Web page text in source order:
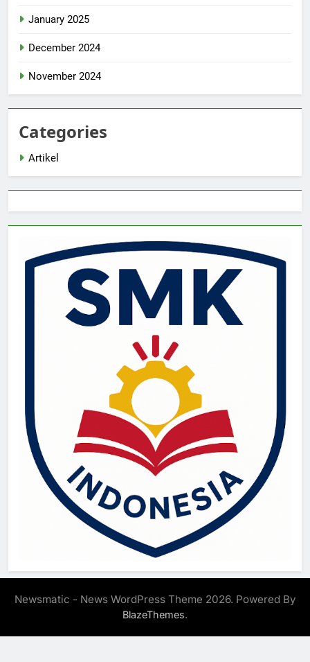
January 2025
December 2024
November 2024
Categories
Artikel
Newsmatic - News WordPress Theme 2026. Powered By
BlazeThemes.